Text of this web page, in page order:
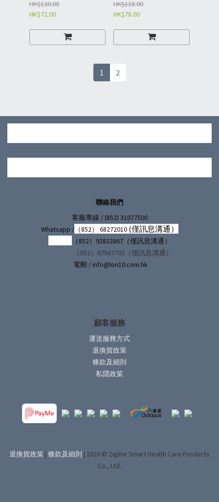
丑魚 | 神奇仿生魚 | 嬰
幼兒洗澡玩具 | 兒童玩
母子】+螺絲刀
（BDD）
HK$120.00
HK$72.00
水洗過家家玩具 | 女孩
彩妝玩具 | 兒童化妝品
妝（BEA）
HK$118.00
HK$78.00
1 2
聯絡我們
客服專線 / (852) 31077500
Whatsapp /（852） 68272010 (僅訊息溝通）
（852）92832867（僅訊息溝通）
（852）67567703（僅訊息溝通）
電郵 / info@lon10.com.hk
顧客服務
運送服務方式
退換貨政策
條款及細則
私隱政策
退換貨政策 | 條款及細則 | 2020 © Ziglite Smart Health Care Products
Co., Ltd.